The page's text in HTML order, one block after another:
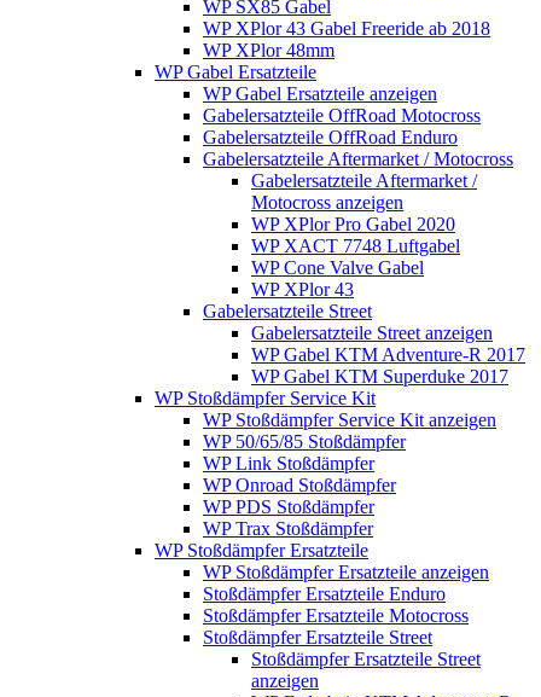
WP SX85 Gabel
WP XPlor 43 Gabel Freeride ab 2018
WP XPlor 48mm
WP Gabel Ersatzteile
WP Gabel Ersatzteile anzeigen
Gabelersatzteile OffRoad Motocross
Gabelersatzteile OffRoad Enduro
Gabelersatzteile Aftermarket / Motocross
Gabelersatzteile Aftermarket /
Motocross anzeigen
WP XPlor Pro Gabel 2020
WP XACT 7748 Luftgabel
WP Cone Valve Gabel
WP XPlor 43
Gabelersatzteile Street
Gabelersatzteile Street anzeigen
WP Gabel KTM Adventure-R 2017
WP Gabel KTM Superduke 2017
WP Stoßdämpfer Service Kit
WP Stoßdämpfer Service Kit anzeigen
WP 50/65/85 Stoßdämpfer
WP Link Stoßdämpfer
WP Onroad Stoßdämpfer
WP PDS Stoßdämpfer
WP Trax Stoßdämpfer
WP Stoßdämpfer Ersatzteile
WP Stoßdämpfer Ersatzteile anzeigen
Stoßdämpfer Ersatzteile Enduro
Stoßdämpfer Ersatzteile Motocross
Stoßdämpfer Ersatzteile Street
Stoßdämpfer Ersatzteile Street
anzeigen